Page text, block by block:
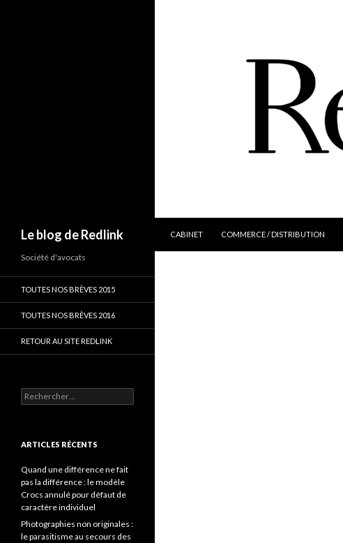
Le blog de Redlink
CABINET
COMMERCE / DISTRIBUTION
Société d'avocats
TOUTES NOS BRÈVES 2015
TOUTES NOS BRÈVES 2016
RETOUR AU SITE REDLINK
Rechercher :
ARTICLES RÉCENTS
Quand une différence ne fait
pas la différence : le modèle
Crocs annulé pour défaut de
caractère individuel
Photographies non originales :
le parasitisme au secours des